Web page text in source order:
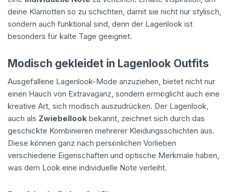
deine Klamotten so zu schichten, damit sie nicht nur stylisch,
sondern auch funktional sind, denn der Lagenlook ist
besonders für kalte Tage geeignet.
Modisch gekleidet in Lagenlook Outfits
Ausgefallene Lagenlook-Mode anzuziehen, bietet nicht nur
einen Hauch von Extravaganz, sondern ermöglicht auch eine
kreative Art, sich modisch auszudrücken. Der Lagenlook,
auch als Zwiebellook bekannt, zeichnet sich durch das
geschickte Kombinieren mehrerer Kleidungsschichten aus.
Diese können ganz nach persönlichen Vorlieben
verschiedene Eigenschaften und optische Merkmale haben,
was dem Look eine individuelle Note verleiht.